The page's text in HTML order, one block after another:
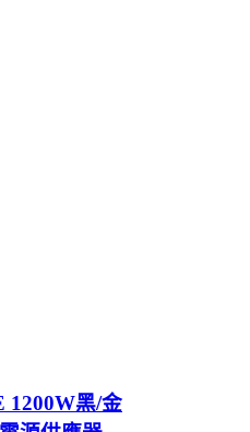
黑/金